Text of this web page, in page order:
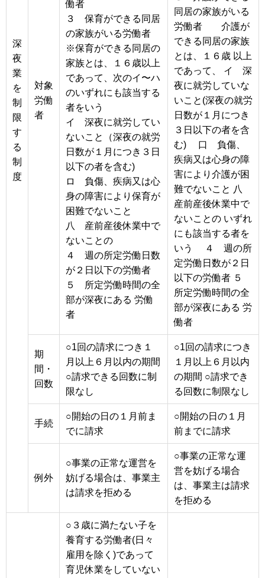
深
夜
業
を
制
限
す
る
制
度
対象
労働
者
働者
３ 保育ができる同居
の家族がいる労働者
※保育ができる同居の
家族とは、１６歳以上
であって、次のイ〜ハ
のいずれにも該当する
者をいう
イ 深夜に就労してい
ないこと（深夜の就労
日数が１月につき３日
以下の者を含む)
ロ 負傷、疾病又は心
身の障害により保育が
困難でないこと
八 産前産後休業中で
ないことの
４ 週の所定労働日数
が２日以下の労働者
５ 所定労働時間の全
部が深夜にある 労働
者
同居の家族がいる
労働者 介護が
できる同居の家族
とは、１６歳 以上
であって、 イ 深
夜に就労していな
いこと(深夜の就労
日数が１月につき
３日以下の者を含
む) 口 負傷、
疾病又は心身の障
害により介護が困
難でないこと 八
産前産後休業中で
ないことの いずれ
にも該当する者を
いう ４ 週の所
定労働日数が２日
以下の労働者 ５
所定労働時間の全
部が深夜にある 労
働者
期
間・
回数
○1回の請求につき１
月以上６月以内の期間
○請求できる回数に制
限なし
○1回の請求につき
１月以上６月以内
の期間 ○請求でき
る回数に制限なし
手続
○開始の日の１月前ま
でに請求
○開始の日の１月
前までに請求
例外
○事業の正常な運営を
妨げる場合は、事業主
は請求を拒める
○事業の正常な運
営を妨げる場合
は、事業主は請求
を拒める
○３歳に満たない子を
養育する労働者(日々
雇用を除く)であって
育児休業をしていない